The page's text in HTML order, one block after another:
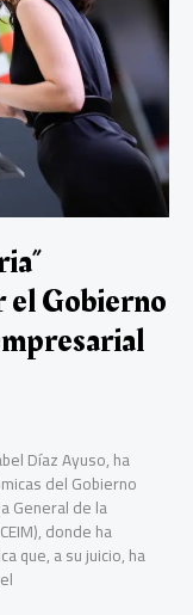
el Gobierno
Díaz Ayuso, ha
del Gobierno
General de la
donde ha
que, a su juicio, ha